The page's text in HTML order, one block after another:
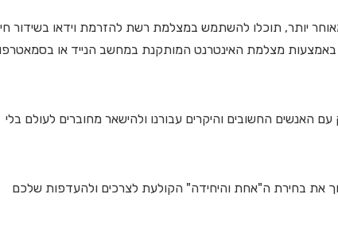
יותר, תוכלו להשתמש במצלמת רשת להזרמת וידאו בשידור חי
מצלמת האינטרנט המותקנת במחשב הנייד או
החשובים והיקרים עבורנו ולהישאר מחוברים לעולם בלי
את בחירת ה"אחת והיחידה" הקולעת לצרכים ולהעדפות שלכם